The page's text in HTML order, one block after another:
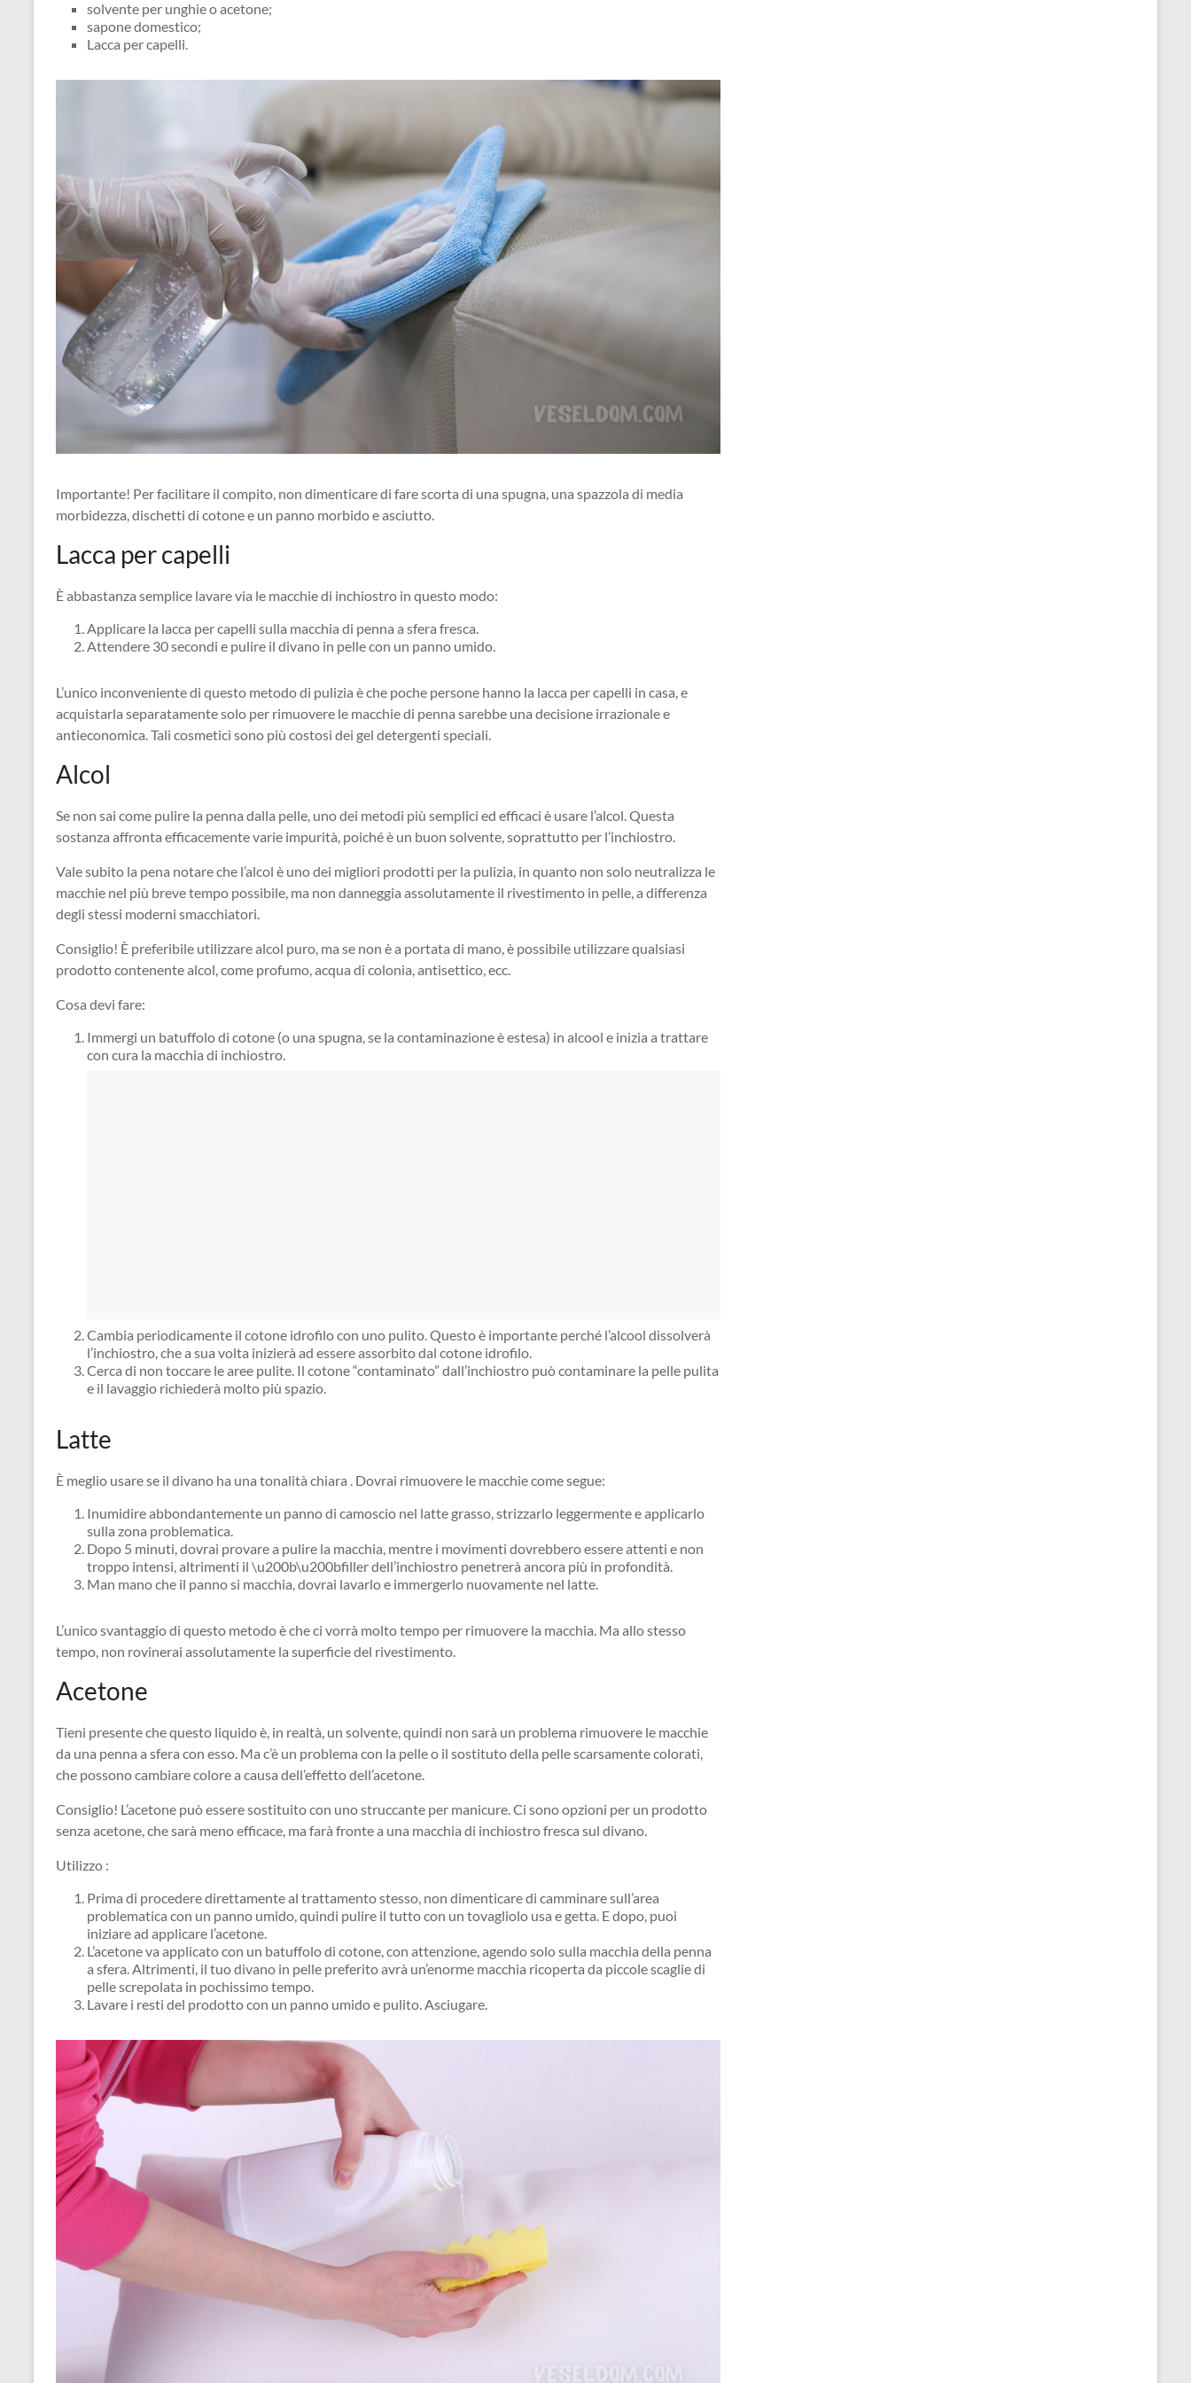
solvente per unghie o acetone;
sapone domestico;
Lacca per capelli.
Importante! Per facilitare il compito, non dimenticare di fare scorta di una spugna, una spazzola di media
morbidezza, dischetti di cotone e un panno morbido e asciutto.
Lacca per capelli
È abbastanza semplice lavare via le macchie di inchiostro in questo modo:
Applicare la lacca per capelli sulla macchia di penna a sfera fresca.
Attendere 30 secondi e pulire il divano in pelle con un panno umido.
L’unico inconveniente di questo metodo di pulizia è che poche persone hanno la lacca per capelli in casa, e
acquistarla separatamente solo per rimuovere le macchie di penna sarebbe una decisione irrazionale e
antieconomica. Tali cosmetici sono più costosi dei gel detergenti speciali.
Alcol
Se non sai come pulire la penna dalla pelle, uno dei metodi più semplici ed efficaci è usare l’alcol. Questa
sostanza affronta efficacemente varie impurità, poiché è un buon solvente, soprattutto per l’inchiostro.
Vale subito la pena notare che l’alcol è uno dei migliori prodotti per la pulizia, in quanto non solo neutralizza le
macchie nel più breve tempo possibile, ma non danneggia assolutamente il rivestimento in pelle, a differenza
degli stessi moderni smacchiatori.
Consiglio! È preferibile utilizzare alcol puro, ma se non è a portata di mano, è possibile utilizzare qualsiasi
prodotto contenente alcol, come profumo, acqua di colonia, antisettico, ecc.
Cosa devi fare:
Immergi un batuffolo di cotone (o una spugna, se la contaminazione è estesa) in alcool e inizia a trattare
con cura la macchia di inchiostro.
Cambia periodicamente il cotone idrofilo con uno pulito. Questo è importante perché l’alcool dissolverà
l’inchiostro, che a sua volta inizierà ad essere assorbito dal cotone idrofilo.
Cerca di non toccare le aree pulite. Il cotone “contaminato” dall’inchiostro può contaminare la pelle pulita
e il lavaggio richiederà molto più spazio.
Latte
È meglio usare se il divano ha una tonalità chiara . Dovrai rimuovere le macchie come segue:
Inumidire abbondantemente un panno di camoscio nel latte grasso, strizzarlo leggermente e applicarlo
sulla zona problematica.
Dopo 5 minuti, dovrai provare a pulire la macchia, mentre i movimenti dovrebbero essere attenti e non
troppo intensi, altrimenti il ​​\u200b\u200bfiller dell’inchiostro penetrerà ancora più in profondità.
Man mano che il panno si macchia, dovrai lavarlo e immergerlo nuovamente nel latte.
L’unico svantaggio di questo metodo è che ci vorrà molto tempo per rimuovere la macchia. Ma allo stesso
tempo, non rovinerai assolutamente la superficie del rivestimento.
Acetone
Tieni presente che questo liquido è, in realtà, un solvente, quindi non sarà un problema rimuovere le macchie
da una penna a sfera con esso. Ma c’è un problema con la pelle o il sostituto della pelle scarsamente colorati,
che possono cambiare colore a causa dell’effetto dell’acetone.
Consiglio! L’acetone può essere sostituito con uno struccante per manicure. Ci sono opzioni per un prodotto
senza acetone, che sarà meno efficace, ma farà fronte a una macchia di inchiostro fresca sul divano.
Utilizzo :
Prima di procedere direttamente al trattamento stesso, non dimenticare di camminare sull’area
problematica con un panno umido, quindi pulire il tutto con un tovagliolo usa e getta. E dopo, puoi
iniziare ad applicare l’acetone.
L’acetone va applicato con un batuffolo di cotone, con attenzione, agendo solo sulla macchia della penna
a sfera. Altrimenti, il tuo divano in pelle preferito avrà un’enorme macchia ricoperta da piccole scaglie di
pelle screpolata in pochissimo tempo.
Lavare i resti del prodotto con un panno umido e pulito. Asciugare.